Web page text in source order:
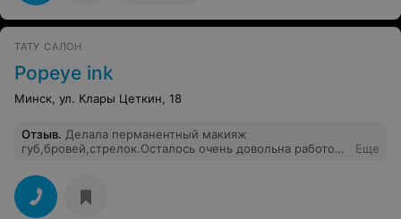
ТАТУ САЛОН
Popeye ink
Минск, ул. Клары Цеткин, 18
Отзыв. Делала перманентный макияж
губ,бровей,стрелок.Осталось очень довольна работой
Отношение мастера заставляет чувствовать себя
тепло и комфортно. Спасибо Вам Елена за ваше
мастерство.
Еще